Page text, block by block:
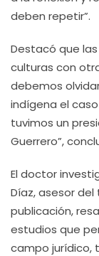
deben repetir”.
Destacó que
culturas con
debemos
indígena el
tuvimos un
Guerrero”,
El doctor
Díaz, asesor
publicación,
estudios que
campo jurídico,